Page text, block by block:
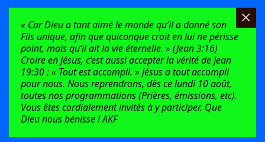
« Car Dieu a tant aimé le monde qu’il a donné son
Fils unique, afin que quiconque croit en lui ne périsse
point, mais qu’il ait la vie éternelle. » (Jean 3:16)
Croire en Jésus, c’est aussi accepter la vérité de Jean
19:30 : « Tout est accompli. » Jésus a tout accompli
pour nous. Nous reprendrons, dès ce lundi 10 août,
toutes nos programmations (Prières, émissions, etc).
Vous êtes cordialement invités à y participer. Que
Dieu nous bénisse ! AKF